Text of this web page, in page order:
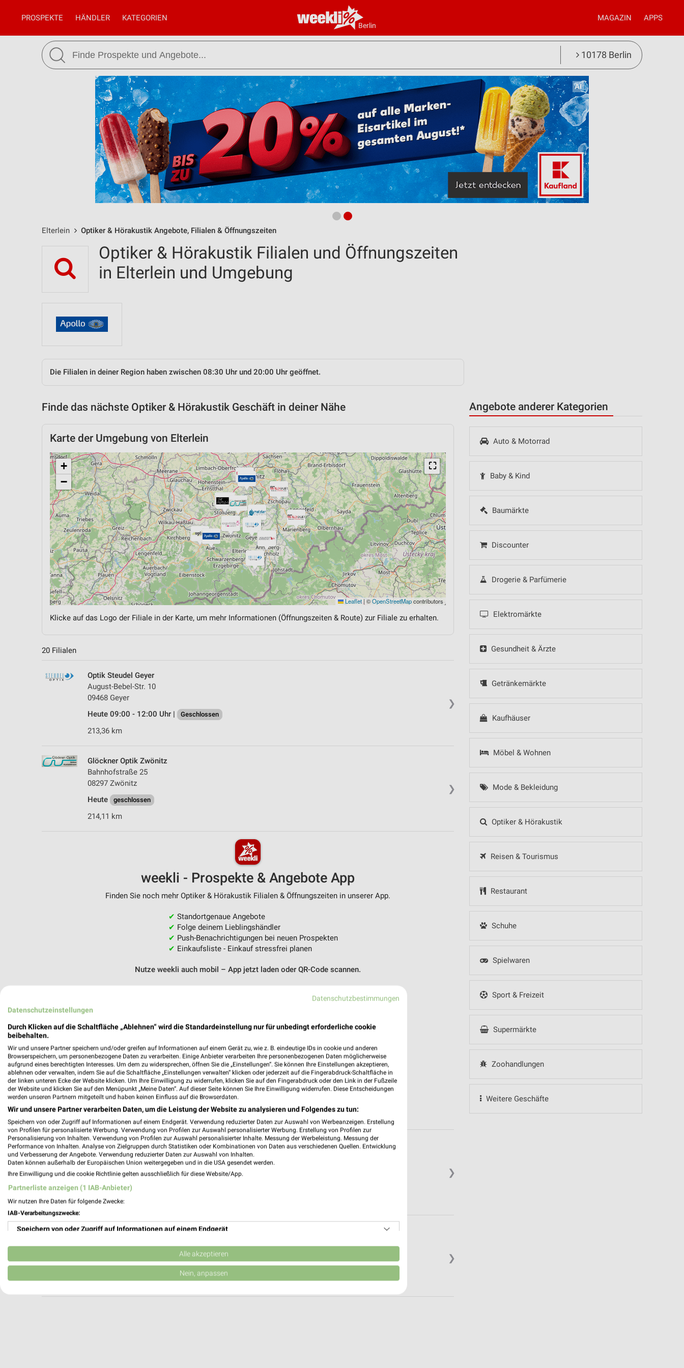
Berlin
PROSPEKTE HÄNDLER KATEGORIEN MAGAZIN APPS
10178 Berlin
Elterlein Optiker & Hörakustik Angebote, Filialen & Öffnungszeiten
Angebote anderer Kategorien
Auto & Motorrad
Baby & Kind
Baumärkte
Discounter
Drogerie & Parfümerie
Elektromärkte
Gesundheit & Ärzte
Getränkemärkte
Kaufhäuser
Möbel & Wohnen
Mode & Bekleidung
Optiker & Hörakustik
Reisen & Tourismus
Restaurant
Schuhe
Spielwaren
Sport & Freizeit
Supermärkte
Zoohandlungen
Weitere Geschäfte
Optiker & Hörakustik Filialen und Öffnungszeiten
in Elterlein und Umgebung
Die Filialen in deiner Region haben zwischen 08:30 Uhr und 20:00 Uhr geöffnet.
Finde das nächste Optiker & Hörakustik Geschäft in deiner Nähe
Karte der Umgebung von Elterlein
⛶
+
−
Leaflet | ©OpenStreetMapcontributors
Klicke auf das Logo der Filiale in der Karte, um mehr Informationen (Öffnungszeiten & Route) zur Filiale zu erhalten.
20 Filialen
❯
Optik Steudel Geyer
August-Bebel-Str. 10
09468 Geyer
Heute 09:00 - 12:00 Uhr |
Geschlossen
213,36 km
❯
Glöckner Optik Zwönitz
Bahnhofstraße 25
08297 Zwönitz
Heute
geschlossen
214,11 km
weekli - Prospekte & Angebote App
Finden Sie noch mehr Optiker & Hörakustik Filialen & Öffnungszeiten in unserer App.
✔ Standortgenaue Angebote
✔ Folge deinem Lieblingshändler
✔ Push-Benachrichtigungen bei neuen Prospekten
✔ Einkaufsliste - Einkauf stressfrei planen
Nutze weekli auch mobil – App jetzt laden oder QR-Code scannen.
❯
Optik Neubert Zwönitz
Bahnhofstraße 26
08297 Zwönitz
Heute 09:00 - 12:00 Uhr |
214,07 km
❯
Optik Steudel Crottendorf
Heute
Datenschutzbestimmungen
Datenschutzeinstellungen
Durch Klicken auf die Schaltfläche „Ablehnen“ wird die Standardeinstellung nur für unbedingt erforderliche cookie
beibehalten.
Wir und unsere Partner speichern und/oder greifen auf Informationen auf einem Gerät zu, wie z. B. eindeutige IDs in cookie und anderen
Browserspeichern, um personenbezogene Daten zu verarbeiten. Einige Anbieter verarbeiten Ihre personenbezogenen Daten möglicherweise
aufgrund eines berechtigten Interesses. Um dem zu widersprechen, öffnen Sie die „Einstellungen“. Sie können Ihre Einstellungen akzeptieren,
ablehnen oder verwalten, indem Sie auf die Schaltfläche „Einstellungen verwalten“ klicken oder jederzeit auf die Fingerabdruck-Schaltfläche in
der linken unteren Ecke der Website klicken. Um Ihre Einwilligung zu widerrufen, klicken Sie auf den Fingerabdruck oder den Link in der Fußzeile
der Website und klicken Sie auf den Menüpunkt „Meine Daten“. Auf dieser Seite können Sie Ihre Einwilligung widerrufen. Diese Entscheidungen
werden unseren Partnern mitgeteilt und haben keinen Einfluss auf die Browserdaten.
Wir und unsere Partner verarbeiten Daten, um die Leistung der Website zu analysieren und Folgendes zu tun:
Speichern von oder Zugriff auf Informationen auf einem Endgerät. Verwendung reduzierter Daten zur Auswahl von Werbeanzeigen. Erstellung
von Profilen für personalisierte Werbung. Verwendung von Profilen zur Auswahl personalisierter Werbung. Erstellung von Profilen zur
Personalisierung von Inhalten. Verwendung von Profilen zur Auswahl personalisierter Inhalte. Messung der Werbeleistung. Messung der
Performance von Inhalten. Analyse von Zielgruppen durch Statistiken oder Kombinationen von Daten aus verschiedenen Quellen. Entwicklung
und Verbesserung der Angebote. Verwendung reduzierter Daten zur Auswahl von Inhalten.
Daten können außerhalb der Europäischen Union weitergegeben und in die USA gesendet werden.
Ihre Einwilligung und die cookie Richtlinie gelten ausschließlich für diese Website/App.
Partnerliste anzeigen (1 IAB-Anbieter)
Wir nutzen Ihre Daten für folgende Zwecke:
IAB-Verarbeitungszwecke:
Speichern von oder Zugriff auf Informationen auf einem Endgerät
Verwendung reduzierter Daten zur Auswahl von Werbeanzeigen
Erstellung von Profilen für personalisierte Werbung
Alle akzeptieren
Nein, anpassen